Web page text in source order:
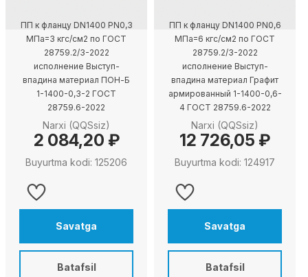
ПП к фланцу DN1400 PN0,3
МПа=3 кгс/см2 по ГОСТ
28759.2/3-2022
исполнение Выступ-
впадина материал ПОН-Б
1-1400-0,3-2 ГОСТ
28759.6-2022
Narxi (QQSsiz)
2 084,20 ₽
Buyurtma kodi: 125206
Savatga
Batafsil
ПП к фланцу DN1400 PN0,6
МПа=6 кгс/см2 по ГОСТ
28759.2/3-2022
исполнение Выступ-
впадина материал Графит
армированный 1-1400-0,6-
4 ГОСТ 28759.6-2022
Narxi (QQSsiz)
12 726,05 ₽
Buyurtma kodi: 124917
Savatga
Batafsil